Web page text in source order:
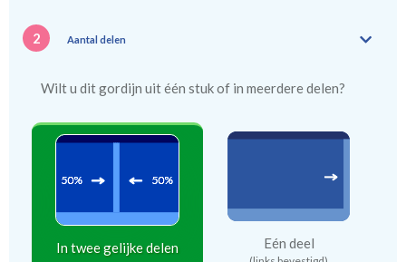
2 Aantal delen
Wilt u dit gordijn uit één stuk of in meerdere delen?
In twee gelijke delen Eén deel